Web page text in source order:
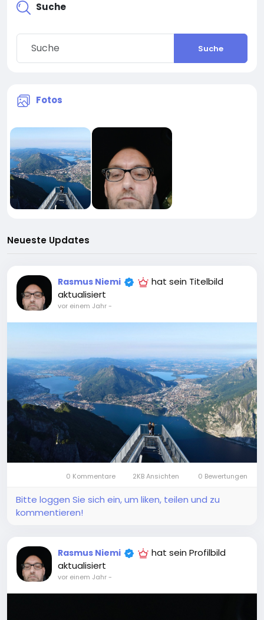
Suche
Suche
Fotos
Neueste Updates
Rasmus Niemi
hat sein Titelbild
aktualisiert
vor einem Jahr-
0 Kommentare 2KB Ansichten 0 Bewertungen
Bitte loggen Sie sich ein, um liken, teilen und zu
kommentieren!
Rasmus Niemi
hat sein Profilbild
aktualisiert
vor einem Jahr-